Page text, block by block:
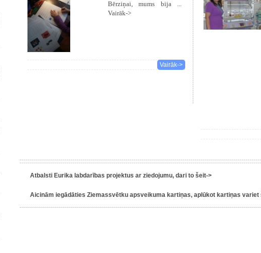
Bērziņai, mums bija ...
Vairāk->
Vairāk->
Atbalsti Eurika labdarības projektus ar ziedojumu, dari to šeit->
Aicinām iegādāties Ziemassvētku apsveikuma kartiņas, aplūkot kartiņas variet